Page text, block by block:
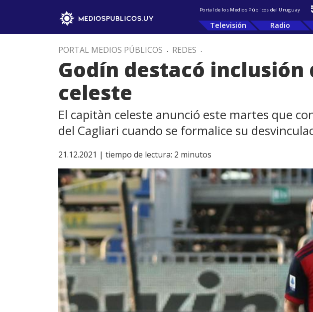
Portal de los Medios Públicos del Uruguay
Televisión Radio
PORTAL MEDIOS PÚBLICOS . REDES .
Godín destacó
celeste
El capitàn celeste anunció este martes que
del Cagliari cuando se formalice su
21.12.2021 | tiempo de lectura: 2 minutos